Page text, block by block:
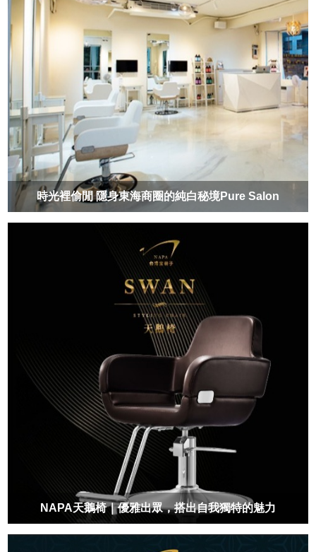
時光裡偷閒 隱身東海商圈的純白秘境Pure Salon
NAPA天鵝椅｜優雅出眾，搭出自我獨特的魅力